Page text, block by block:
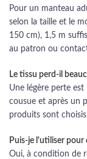
Pour un manteau
selon la taille et le
150 cm), 1,5 m
au patron ou
Le tissu perd-il
Une légère perte
cousue et après un
produits sont
Puis-je l'utiliser pour
Oui, à condition de